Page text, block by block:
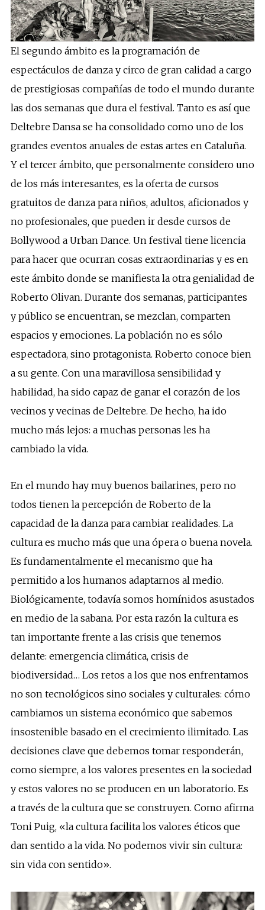
El segundo ámbito es la programación de
espectáculos de danza y circo de gran calidad a cargo
de prestigiosas compañías de todo el mundo durante
las dos semanas que dura el festival. Tanto es así que
Deltebre Dansa se ha consolidado como uno de los
grandes eventos anuales de estas artes en Cataluña.
Y el tercer ámbito, que personalmente considero uno
de los más interesantes, es la oferta de cursos
gratuitos de danza para niños, adultos, aficionados y
no profesionales, que pueden ir desde cursos de
Bollywood a Urban Dance. Un festival tiene licencia
para hacer que ocurran cosas extraordinarias y es en
este ámbito donde se manifiesta la otra genialidad de
Roberto Olivan. Durante dos semanas, participantes
y público se encuentran, se mezclan, comparten
espacios y emociones. La población no es sólo
espectadora, sino protagonista. Roberto conoce bien
a su gente. Con una maravillosa sensibilidad y
habilidad, ha sido capaz de ganar el corazón de los
vecinos y vecinas de Deltebre. De hecho, ha ido
mucho más lejos: a muchas personas les ha
cambiado la vida.
En el mundo hay muy buenos bailarines, pero no
todos tienen la percepción de Roberto de la
capacidad de la danza para cambiar realidades. La
cultura es mucho más que una ópera o buena novela.
Es fundamentalmente el mecanismo que ha
permitido a los humanos adaptarnos al medio.
Biológicamente, todavía somos homínidos asustados
en medio de la sabana. Por esta razón la cultura es
tan importante frente a las crisis que tenemos
delante: emergencia climática, crisis de
biodiversidad… Los retos a los que nos enfrentamos
no son tecnológicos sino sociales y culturales: cómo
cambiamos un sistema económico que sabemos
insostenible basado en el crecimiento ilimitado. Las
decisiones clave que debemos tomar responderán,
como siempre, a los valores presentes en la sociedad
y estos valores no se producen en un laboratorio. Es
a través de la cultura que se construyen. Como afirma
Toni Puig, «la cultura facilita los valores éticos que
dan sentido a la vida. No podemos vivir sin cultura:
sin vida con sentido».